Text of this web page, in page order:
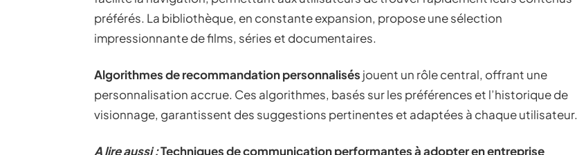
préférés. La bibliothèque, en constante expansion, propose une sélection
impressionnante de films, séries et documentaires.
Algorithmes de recommandation personnalisés jouent un rôle central, offrant une
personnalisation accrue. Ces algorithmes, basés sur les préférences et l’historique de
visionnage, garantissent des suggestions pertinentes et adaptées à chaque utilisateur.
A lire aussi :Techniques de communication performantes à adopter en entreprise